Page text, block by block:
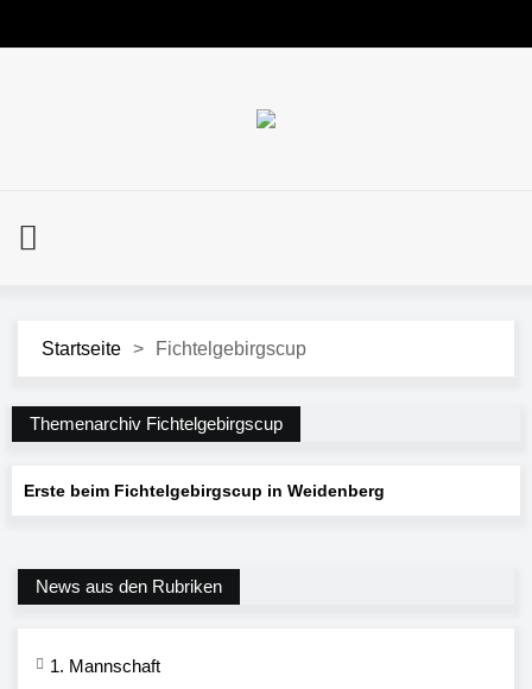
Startseite > Fichtelgebirgscup
Themenarchiv Fichtelgebirgscup
Erste beim Fichtelgebirgscup in Weidenberg
News aus den Rubriken
1. Mannschaft